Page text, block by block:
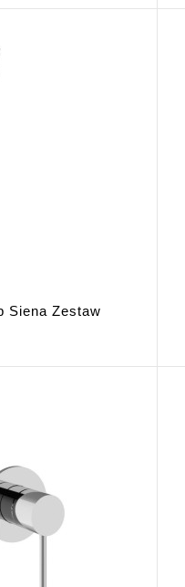
Siena Zestaw